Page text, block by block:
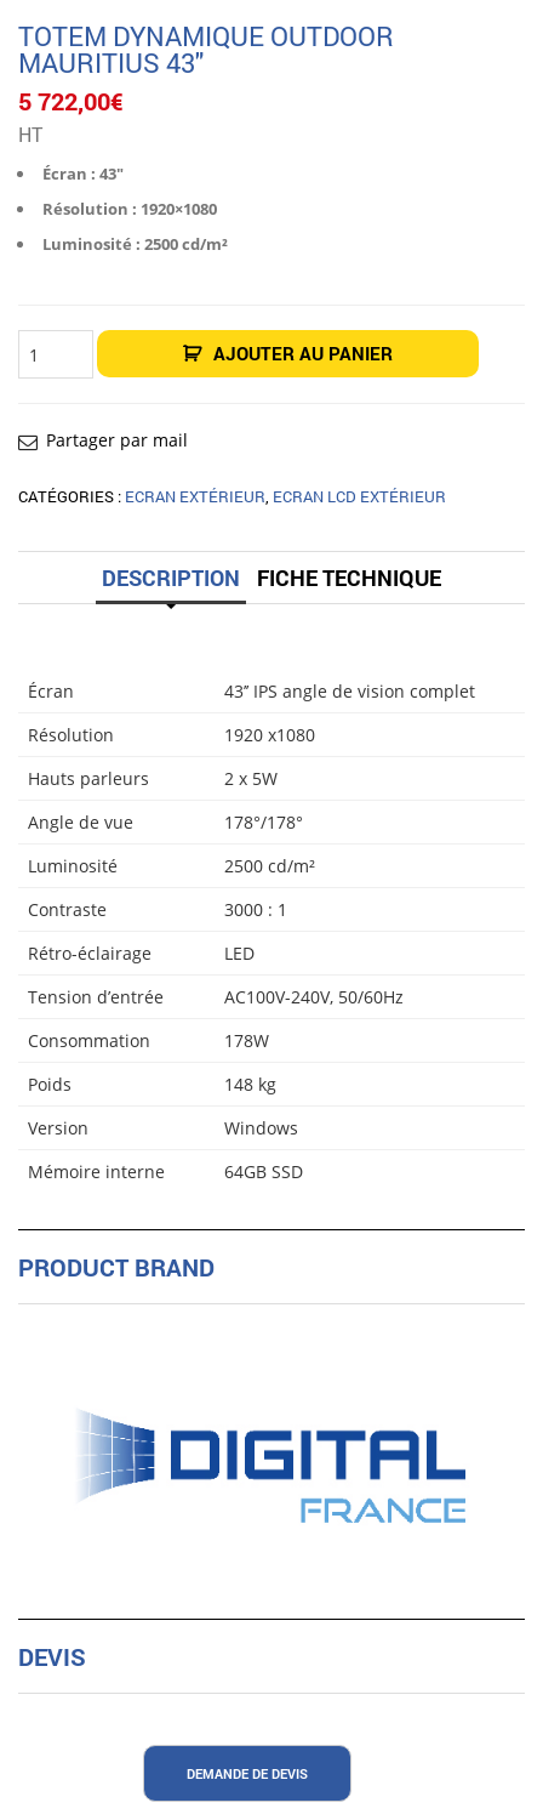
TOTEM DYNAMIQUE OUTDOOR
MAURITIUS 43″
5 722,00€
HT
Écran : 43″
Résolution : 1920×1080
Luminosité : 2500 cd/m²
quantité
de
43"
AJOUTER AU PANIER
Partager par mail
CATÉGORIES : ECRAN EXTÉRIEUR, ECRAN LCD EXTÉRIEUR
DESCRIPTION FICHE TECHNIQUE
Écran
43’’ IPS angle de vision complet
Résolution
1920 x1080
Hauts parleurs
2 x 5W
Angle de vue
178°/178°
Luminosité
2500 cd/m²
Contraste
3000 : 1
Rétro-éclairage
LED
Tension d’entrée
AC100V-240V, 50/60Hz
Consommation
178W
Poids
148 kg
Version
Windows
Mémoire interne
64GB SSD
PRODUCT BRAND
DEVIS
DEMANDE DE DEVIS